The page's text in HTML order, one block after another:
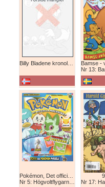
Nr 13: Bamse-
Nr 5: Högvoltflygarna mot Svart Rayquaza!
Nr 17: Harald